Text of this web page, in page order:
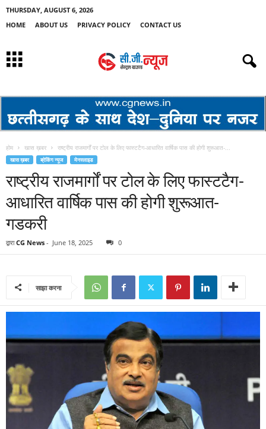
THURSDAY, AUGUST 6, 2026
HOME
ABOUT US PRIVACY POLICY CONTACT US
होम खास ख़बर राष्ट्रीय राजमार्गों पर टोल के लिए फास्टटैग-आधारित वार्षिक पास की होगी शुरूआत-...
खास ख़बर ब्रेकिंग न्यूज मेनस्लाइड
राष्ट्रीय राजमार्गों पर टोल के लिए फास्टटैग-
आधारित वार्षिक पास की होगी शुरूआत-
गडकरी
द्वारा CG News - June 18, 2025 0
साझा करना